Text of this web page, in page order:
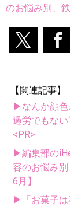
のお悩み別、
【関連記事】
▶なんか顔色
過労でもない
<PR>
▶編集部の
容のお悩み
6月】
▶「お菓子は